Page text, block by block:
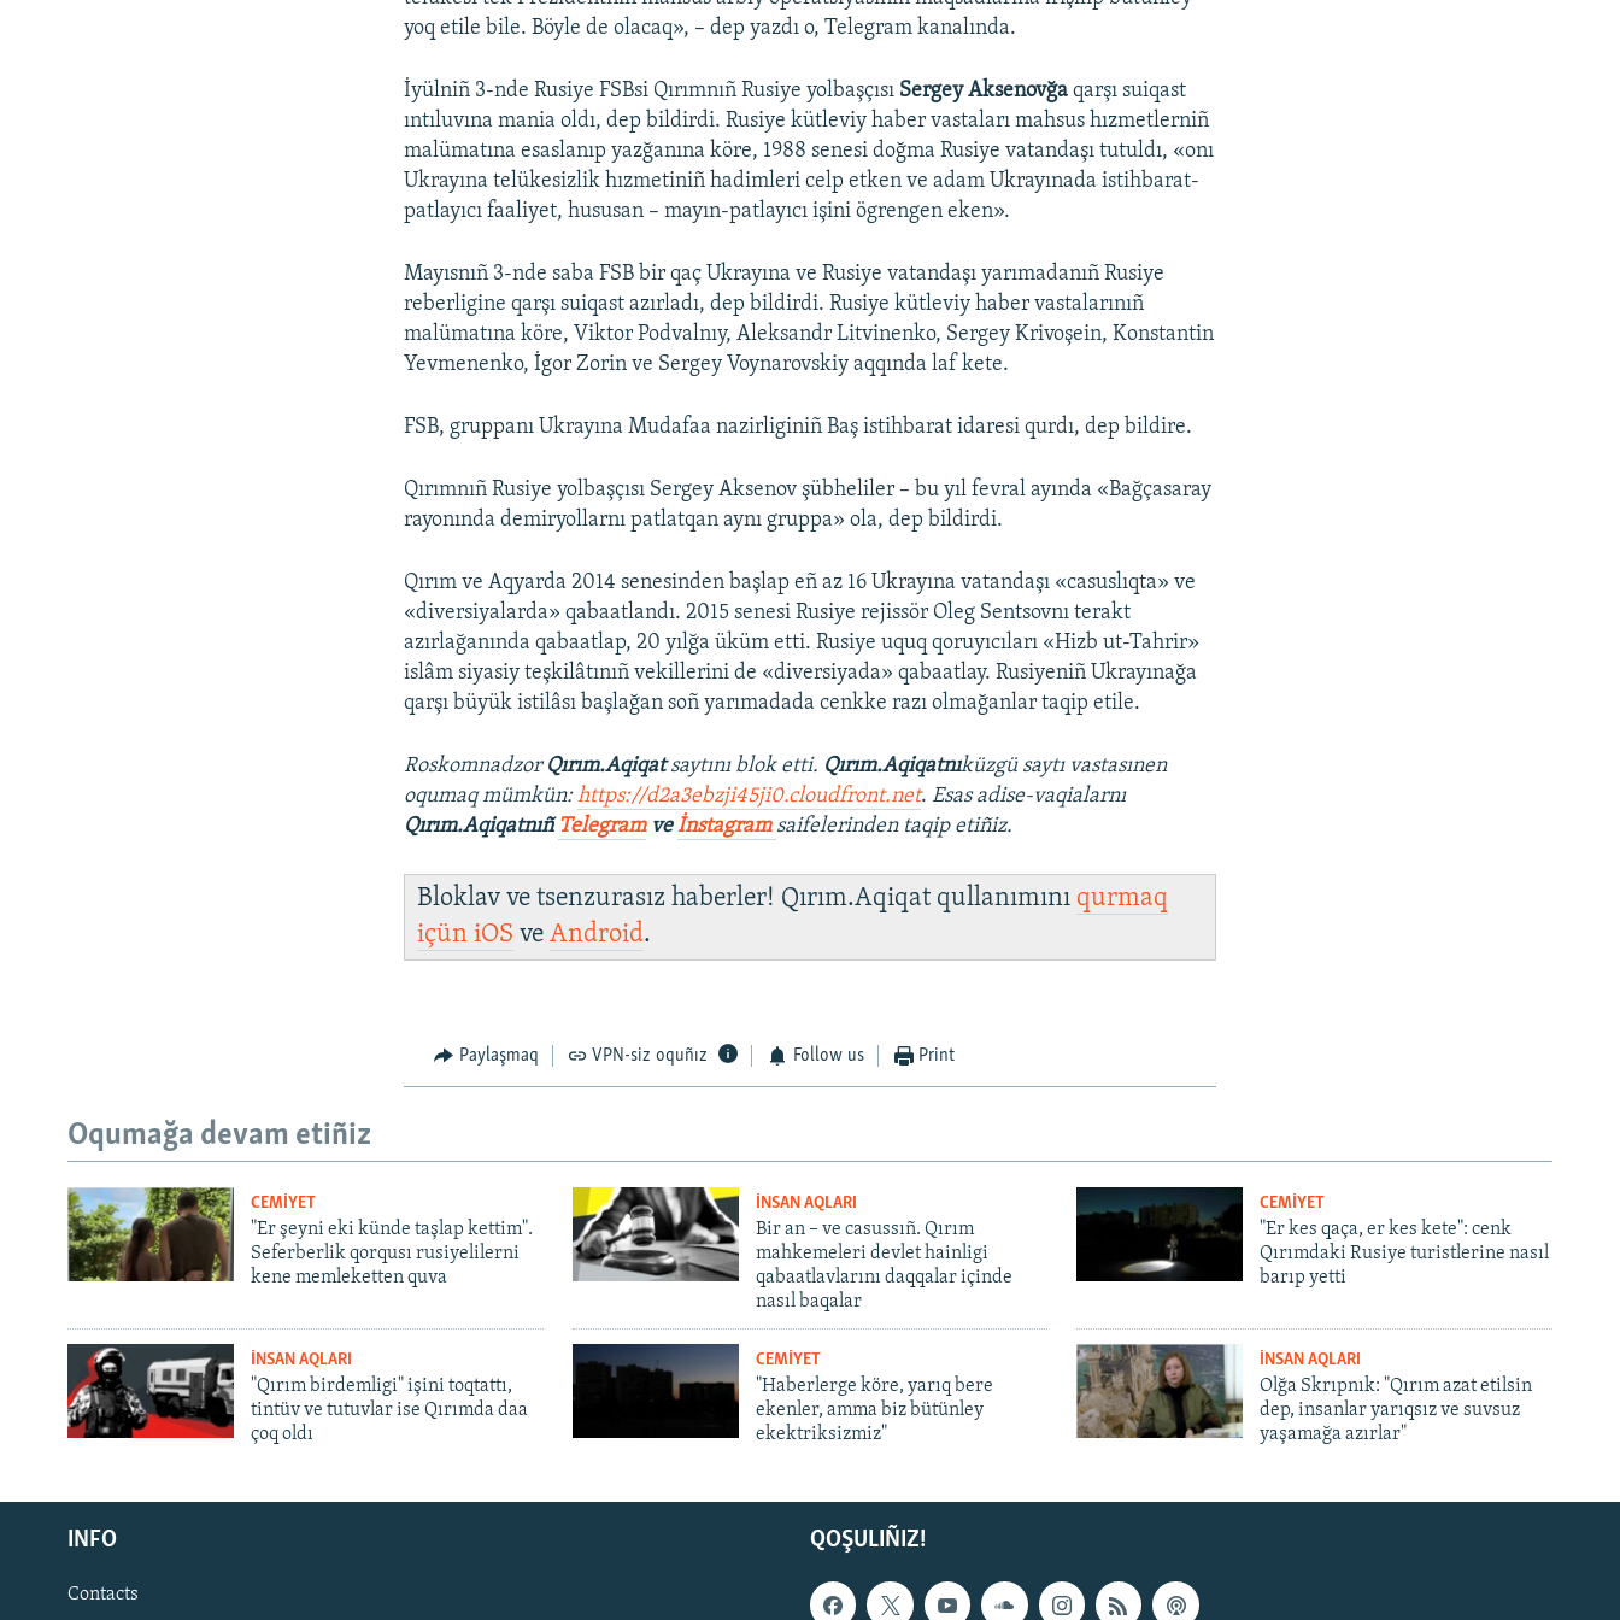
Русский
Українською
QOŞULIÑIZ!
yoq etile bile. Böyle de olacaq», – dep yazdı o, Telegram kanalında.
İyülniñ 3-nde Rusiye FSBsi Qırımnıñ Rusiye yolbaşçısı Sergey Aksenovğa qarşı suiqast
ıntıluvına mania oldı, dep bildirdi. Rusiye kütleviy haber vastaları mahsus hızmetlerniñ
malümatına esaslanıp yazğanına köre, 1988 senesi doğma Rusiye vatandaşı tutuldı, «onı
Ukrayına telükesizlik hızmetiniñ hadimleri celp etken ve adam Ukrayınada istihbarat-
patlayıcı faaliyet, hususan – mayın-patlayıcı işini ögrengen eken».
Mayısnıñ 3-nde saba FSB bir qaç Ukrayına ve Rusiye vatandaşı yarımadanıñ Rusiye
reberligine qarşı suiqast azırladı, dep bildirdi. Rusiye kütleviy haber vastalarınıñ
malümatına köre, Viktor Podvalnıy, Aleksandr Litvinenko, Sergey Krivoşein, Konstantin
Yevmenenko, İgor Zorin ve Sergey Voynarovskiy aqqında laf kete.
FSB, gruppanı Ukrayına Mudafaa nazirliginiñ Baş istihbarat idaresi qurdı, dep bildire.
Qırımnıñ Rusiye yolbaşçısı Sergey Aksenov şübheliler – bu yıl fevral ayında «Bağçasaray
rayonında demiryollarnı patlatqan aynı gruppa» ola, dep bildirdi.
Qırım ve Aqyarda 2014 senesinden başlap eñ az 16 Ukrayına vatandaşı «casuslıqta» ve
«diversiyalarda» qabaatlandı. 2015 senesi Rusiye rejissör Oleg Sentsovnı terakt
azırlağanında qabaatlap, 20 yılğa üküm etti. Rusiye uquq qoruyıcıları «Hizb ut-Tahrir»
islâm siyasiy teşkilâtınıñ vekillerini de «diversiyada» qabaatlay. Rusiyeniñ Ukrayınağa
qarşı büyük istilâsı başlağan soñ yarımadada cenkke razı olmağanlar taqip etile.
Roskomnadzor Qırım.Aqiqatsaytını blok etti. Qırım.Aqiqatnıküzgü saytı vastasınen
oqumaq mümkün:https://d2a3ebzji45ji0.cloudfront.net.Esas adise-vaqialarnı
Qırım.Aqiqatnıñ Telegramveİnstagram saifelerinden taqip etiñiz.
Bloklav ve tsenzurasız haberler! Qırım.Aqiqat qullanımını qurmaq
içüniOS veAndroid.
Paylaşmaq VPN-siz oquñız Follow us Print
Oqumağa devam etiñiz
CEMİYET
"Er şeyni eki künde taşlap kettim".
Seferberlik qorqusı rusiyelilerni
kene memleketten quva
İNSAN AQLARI
Bir an – ve casussıñ. Qırım
mahkemeleri devlet hainligi
qabaatlavlarını daqqalar içinde
nasıl baqalar
CEMİYET
"Er kes qaça, er kes kete": cenk
Qırımdaki Rusiye turistlerine nasıl
barıp yetti
İNSAN AQLARI
"Qırım birdemligi" işini toqtattı,
tintüv ve tutuvlar ise Qırımda daa
çoq oldı
CEMİYET
"Haberlerge köre, yarıq bere
ekenler, amma biz bütünley
ekektriksizmiz"
İNSAN AQLARI
Olğa Skrıpnık: "Qırım azat etilsin
dep, insanlar yarıqsız ve suvsuz
yaşamağa azırlar"
QOŞULIÑIZ!
INFO
Contacts